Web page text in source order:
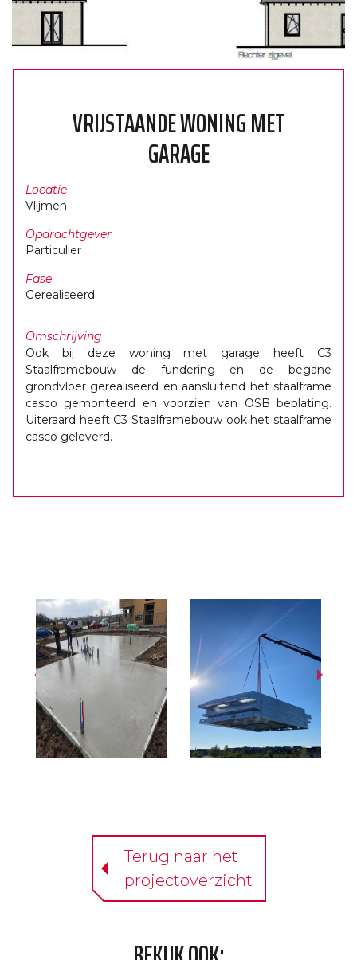
VRIJSTAANDE WONING MET
GARAGE
Locatie
Vlijmen
Opdrachtgever
Particulier
Fase
Gerealiseerd
Omschrijving
Ook bij deze woning met garage heeft C3
Staalframebouw de fundering en de begane
grondvloer gerealiseerd en aansluitend het staalframe
casco gemonteerd en voorzien van OSB beplating.
Uiteraard heeft C3 Staalframebouw ook het staalframe
casco geleverd.
Terug naar het
projectoverzicht